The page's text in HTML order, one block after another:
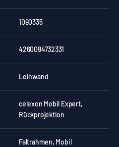
1090335
4260094732331
Leinwand
celexon Mobil Expert,
Rückprojektion
Faltrahmen, Mobil